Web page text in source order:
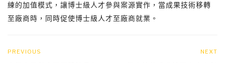
練的加值模式，讓博士級人才參與案源實作，當成果技術移轉
至廠商時，同時促使博士級人才至廠商就業。
PREVIOUS NEXT